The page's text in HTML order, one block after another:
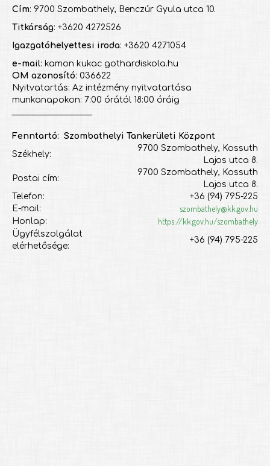
Cím: 9700 Szombathely, Benczúr Gyula utca 10.
Titkárság: +3620 4272526
Igazgatóhelyettesi iroda: +3620 4271054
e-mail: kamon kukac gothardiskola.hu
OM azonosító: 036622
Nyitvatartás: Az intézmény nyitvatartása
munkanapokon: 7:00 órától 18:00 óráig
Fenntartó: Szombathelyi Tankerületi Központ
Székhely:
9700 Szombathely, Kossuth
Lajos utca 8.
Postai cím:
9700 Szombathely, Kossuth
Lajos utca 8.
Telefon:
+36 (94) 795-225
E-mail:
szombathely@kk.gov.hu
Honlap: https://kk.gov.hu/szombathely
Ügyfélszolgálat
elérhetősége:
+36 (94) 795-225